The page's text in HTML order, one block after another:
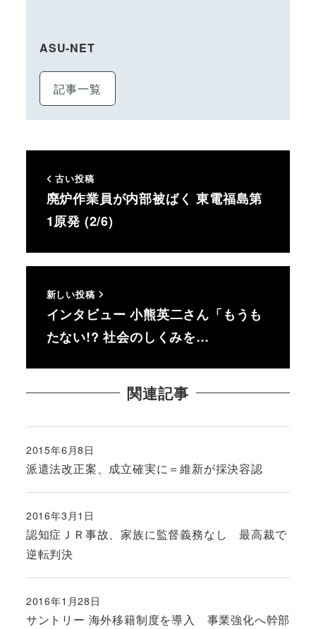
ASU-NET
記事一覧
古い投稿
廃炉作業員が内部被ばく 東電福島第
1原発 (2/6)
新しい投稿
インタビュー 小熊英二さん「もうも
たない!? 社会のしくみを…
関連記事
派遣法改正案、成立確実に＝維新が採決容認
投稿日
2015年6月8日
認知症ＪＲ事故、家族に監督義務なし 最高裁で
逆転判決
投稿日
2016年3月1日
サントリー 海外移籍制度を導入 事業強化へ幹部
投稿日
2016年1月28日